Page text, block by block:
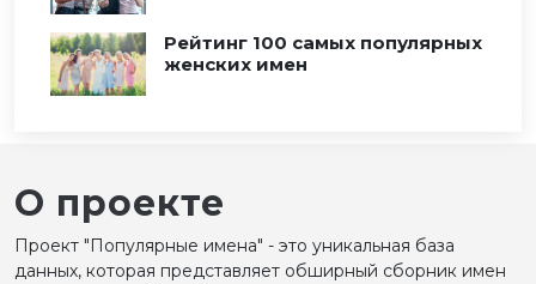
Рейтинг 100 самых популярных
женских имен
О проекте
Проект "Популярные имена" - это уникальная база
данных, которая представляет обширный сборник имен